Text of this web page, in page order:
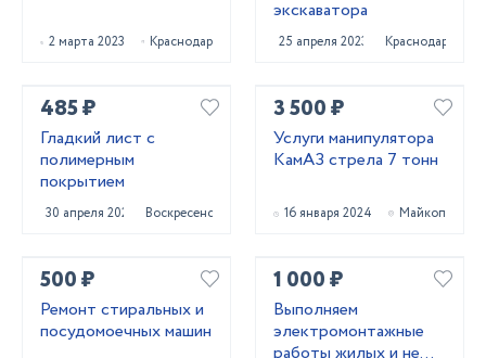
2 марта 2023 Краснодар
экскаватора
25 апреля 2023 Краснодар
485 ₽
Гладкий лист с
полимерным
покрытием
30 апреля 2021 Воскресенск
3 500 ₽
Услуги манипулятора
КамАЗ стрела 7 тонн
16 января 2024 Майкоп
500 ₽
Ремонт стиральных и
посудомоечных машин
1 000 ₽
Выполняем
электромонтажные